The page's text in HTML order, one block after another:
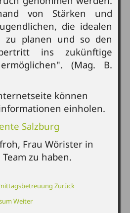
von Stärken und
die idealen
zu planen und so den
ins zukünftige
(Mag. B.
können
einholen.
Salzburg
Frau Wörister in
zu haben.
Zurück
Weiter